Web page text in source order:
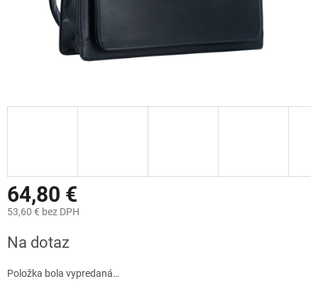
64,80 €
53,60 € bez DPH
cena:
Na dotaz
Položka bola vypredaná…